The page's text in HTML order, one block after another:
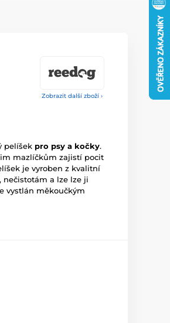
Zobrazit další zboží ›
pelíšek pro psy a kočky.
mazlíčkům zajistí pocit
je vyroben z kvalitní
nečistotám a lze lze ji
vystlán měkoučkým